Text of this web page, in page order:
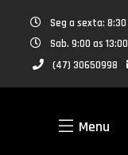
Seg a sexta: 8:30
Sab. 9:00 as 13:00
(47) 30650998
Menu